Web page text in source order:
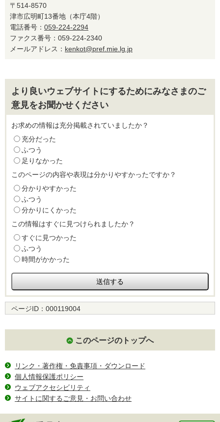
〒514-8570
津市広明町13番地（本庁4階）
電話番号： 059-224-2294
ファクス番号：059-224-2340
メールアドレス： kenkot@pref.mie.lg.jp
より良いウェブサイトにするためにみなさまのご
意見をお聞かせください
お求めの情報は充分掲載されていましたか？
充分だった
ふつう
足りなかった
このページの内容や表現は分かりやすかったですか？
分かりやすかった
ふつう
分かりにくかった
この情報はすぐに見つけられましたか？
すぐに見つかった
ふつう
時間がかかった
ページID： 000119004
このページのトップへ
リンク・著作権・免責事項・ダウンロード
個人情報保護ポリシー
ウェブアクセシビリティ
サイトに関するご意見・お問い合わせ